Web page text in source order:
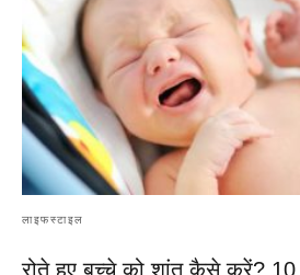
लाइफस्टाइल
रोते हुए बच्चे को शांत कैसे करें?